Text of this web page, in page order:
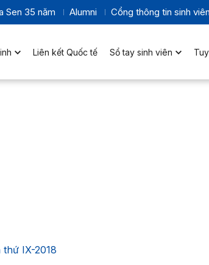
Sen 35 năm Alumni Cổng thông tin sinh viên
Liên kết Quốc tế Sổ tay sinh viên
IX-2018